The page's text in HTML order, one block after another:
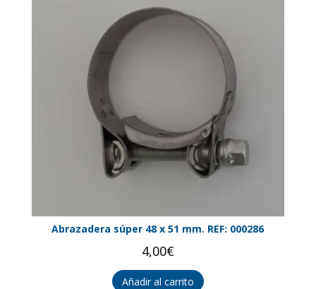
Abrazadera súper 48 x 51 mm. REF: 000286
4,00€
Añadir al carrito